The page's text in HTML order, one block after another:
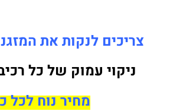
צריכים לנקות את
ניקוי עמוק של כל
מחיר נוח לכל